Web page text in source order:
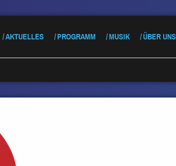
AKTUELLES PROGRAMM MUSIK ÜBER UNS